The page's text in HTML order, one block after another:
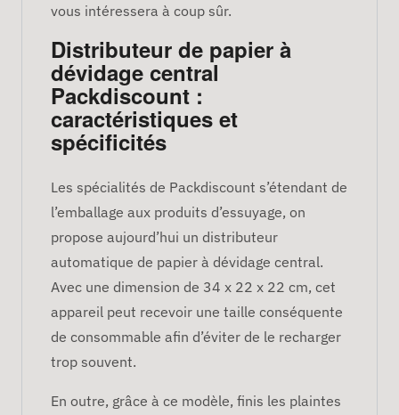
vous intéressera à coup sûr.
Distributeur de papier à
dévidage central
Packdiscount :
caractéristiques et
spécificités
Les spécialités de Packdiscount s’étendant de
l’emballage aux produits d’essuyage, on
propose aujourd’hui un distributeur
automatique de papier à dévidage central.
Avec une dimension de 34 x 22 x 22 cm, cet
appareil peut recevoir une taille conséquente
de consommable afin d’éviter de le recharger
trop souvent.
En outre, grâce à ce modèle, finis les plaintes